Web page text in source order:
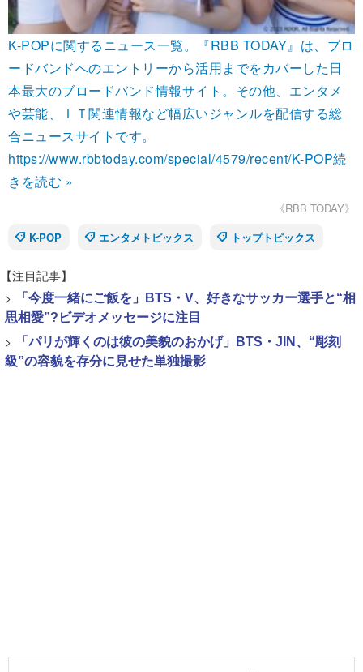
K-POPに関するニュース一覧。『RBB TODAY』は、ブロ
ードバンドへのエントリーから活用までをカバーした日
本最大のブロードバンド情報サイト。その他、エンタメ
や芸能、ＩＴ関連情報など幅広いジャンルを配信する総
合ニュースサイトです。
https://www.rbbtoday.com/special/4579/recent/K-POP続
きを読む »
《RBB TODAY》
K-POP
エンタメトピックス トップトピックス
【注目記事】
>
「今度一緒にご飯を」BTS・V、好きなサッカー選手と“相
思相愛”?ビデオメッセージに注目
>
「パリが輝くのは彼の美貌のおかげ」BTS・JIN、“彫刻
級”の容貌を存分に見せた単独撮影